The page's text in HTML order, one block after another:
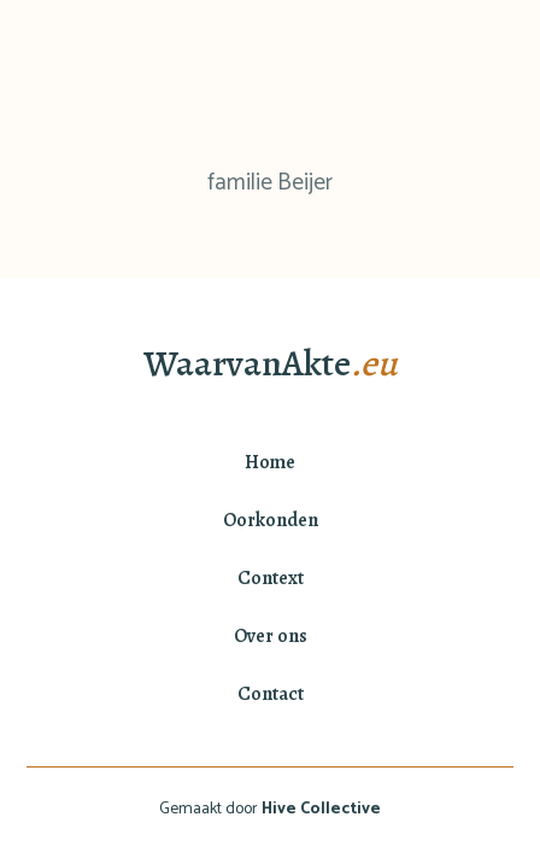
familie Beijer
WaarvanAkte.eu
Home
Oorkonden
Context
Over ons
Contact
Gemaakt doorHive Collective